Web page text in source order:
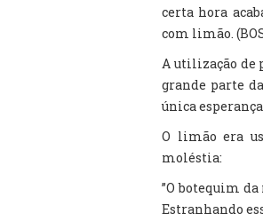
certa hora
com limão.
A utilização de
grande parte
única
O limão era
moléstia:
”O botequim da
Estranhando